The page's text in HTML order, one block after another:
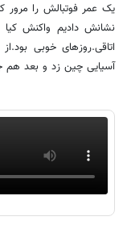
یک عمر فوتبالش را مرور
نشانش دادیم واکنش کیا
اتاقی.روزهای خوبی
آسیایی چین زد و بعد هم